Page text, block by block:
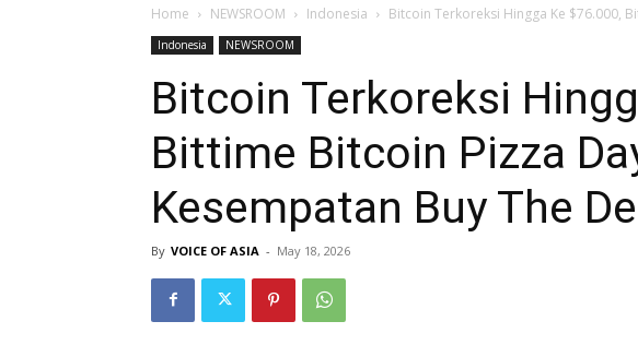
Home NEWSROOM Indonesia Bitcoin Terkoreksi Hingga Ke $76.000,
Indonesia NEWSROOM
Bitcoin Terkoreksi
Bittime Bitcoin Pizza
Kesempatan Buy The
By VOICE OF ASIA - May 18, 2026